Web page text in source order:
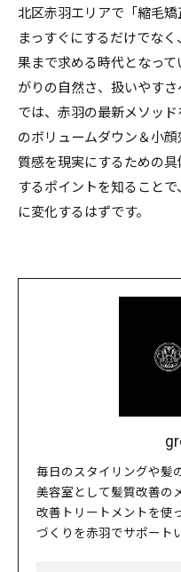
北区赤羽エリアで「縮毛
まっすぐにするだけでな
果まで求める時代となっ
がりの自然さ、扱いやす
では、赤羽の最新メソッ
のボリュームダウン＆小
質感を現実にするための
するポイントを知ること
に変化するはずです。
毎日のスタイリングや髪
美容室として髪質改善の
改善トリートメントを使
づくりを赤羽でサポート